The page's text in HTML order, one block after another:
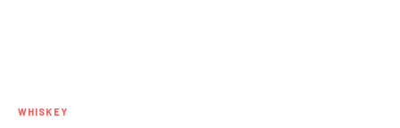
WHISKEY